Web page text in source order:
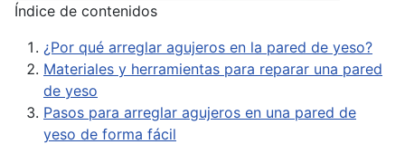
Índice de contenidos
¿Por qué arreglar agujeros en la pared de yeso?
Materiales y herramientas para reparar una pared
de yeso
Pasos para arreglar agujeros en una pared de
yeso de forma fácil